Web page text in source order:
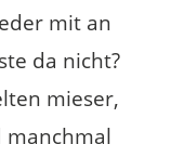
mit an
da nicht?
mieser,
manchmal